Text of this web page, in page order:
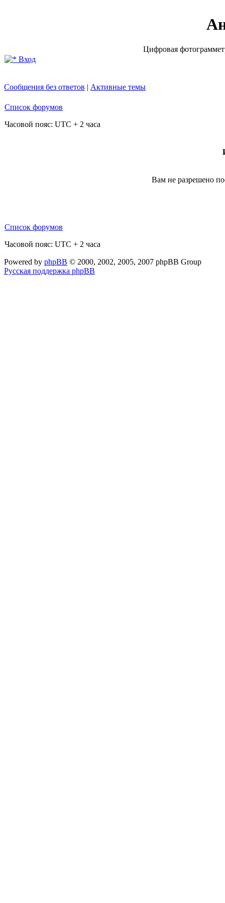
Цифровая
Вход
Сообщения без ответов | Активные темы
Список форумов
Часовой пояс: UTC + 2 часа
Вам не разрешено
Список форумов
Часовой пояс: UTC + 2 часа
Powered by phpBB © 2000, 2002, 2005, 2007 phpBB Group
Русская поддержка phpBB